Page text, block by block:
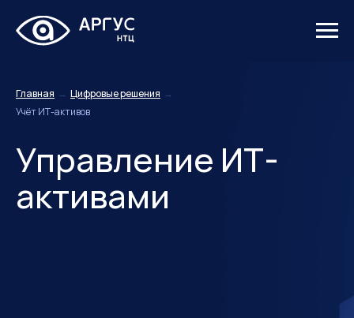
Управление ИТ-
активами
→
Главная
Цифровые решения
Учёт ИТ-активов
→